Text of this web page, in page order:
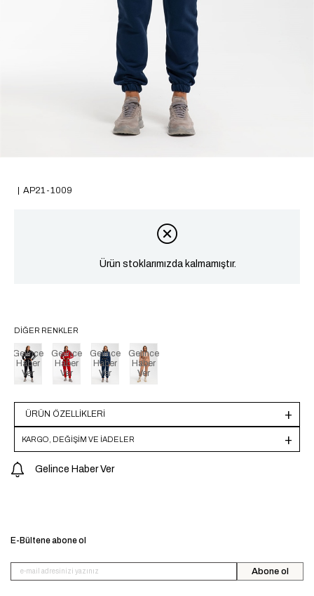
AP21-1009
Ürün stoklarımızda kalmamıştır.
DIĞER RENKLER
Gelince
Haber
Ver
Gelince
Haber
Ver
Gelince
Haber
Ver
Gelince
Haber
Ver
ÜRÜN ÖZELLIKLERI
KARGO, DEĞİŞİM VE İADELER
Gelince Haber Ver
E-Bültene abone ol
Abone ol